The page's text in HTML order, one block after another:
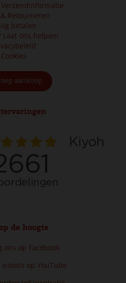
Retourneren
betalen
Laat ons helpen!
Cookies
aankoop
de hoogte
ons op Facebook
video’s op YouTube